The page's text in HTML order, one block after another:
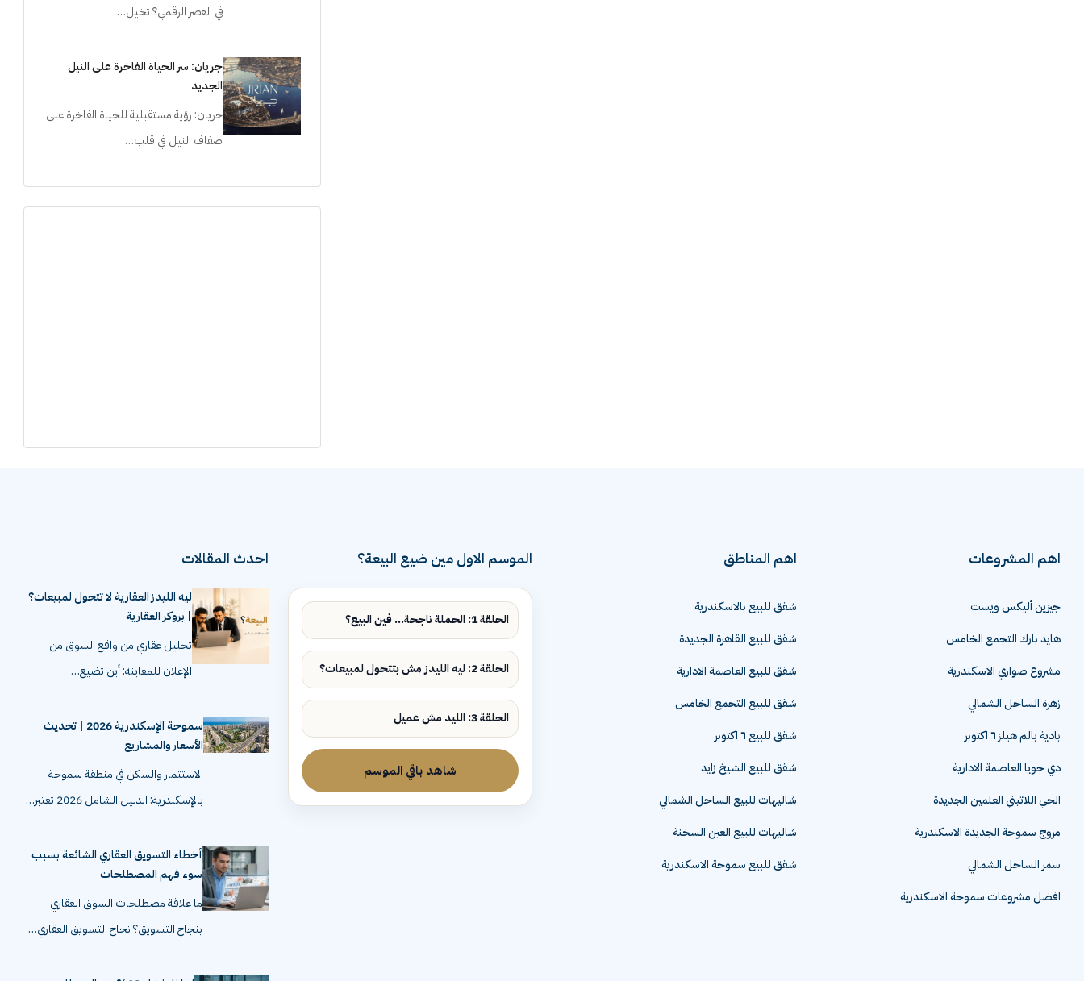
في العصر الرقمي؟ تخيل…
جريان: سر الحياة الفاخرة على النيل
الجديد
جريان: رؤية مستقبلية للحياة الفاخرة على
ضفاف النيل في قلب…
اهم المشروعات
جيزين أليكس ويست
هايد بارك التجمع الخامس
مشروع صواري الاسكندرية
زهرة الساحل الشمالي
بادية بالم هيلز ٦ اكتوبر
دي جويا العاصمة الادارية
الحي اللاتيني العلمين الجديدة
مروج سموحة الجديدة الاسكندرية
سمر الساحل الشمالي
افضل مشروعات سموحة الاسكندرية
اهم المناطق
شقق للبيع بالاسكندرية
شقق للبيع القاهرة الجديدة
شقق للبيع العاصمة الادارية
شقق للبيع التجمع الخامس
شقق للبيع ٦ اكتوبر
شقق للبيع الشيخ زايد
شاليهات للبيع الساحل الشمالي
شاليهات للبيع العين السخنة
شقق للبيع سموحة الاسكندرية
الموسم الاول مين ضيع البيعة؟
الحلقة 1: الحملة ناجحة... فين البيع؟
الحلقة 2: ليه الليدز مش بتتحول لمبيعات؟
الحلقة 3: الليد مش عميل
شاهد باقي الموسم
احدث المقالات
ليه الليدز العقارية لا تتحول لمبيعات؟
| بروكر العقارية
تحليل عقاري من واقع السوق من
الإعلان للمعاينة: أين تضيع…
سموحة الإسكندرية 2026 | تحديث
الأسعار والمشاريع
الاستثمار والسكن في منطقة سموحة
بالإسكندرية: الدليل الشامل 2026 تعتبر…
أخطاء التسويق العقاري الشائعة بسبب
سوء فهم المصطلحات
ما علاقة مصطلحات السوق العقاري
بنجاح التسويق؟ نجاح التسويق العقاري…